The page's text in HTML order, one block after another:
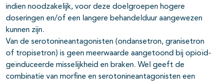
indien noodzakelijk, voor deze doelgroepen hogere
doseringen en/of een langere behandelduur aangewezen
kunnen zijn.
Van de serotonineantagonisten (ondansetron, granisetron
of tropisetron) is geen meerwaarde aangetoond bij opioïd-
geïnduceerde misselijkheid en braken. Wel geeft de
combinatie van morfine en serotonineantagonisten een